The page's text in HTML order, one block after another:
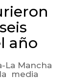
año
La Mancha
media